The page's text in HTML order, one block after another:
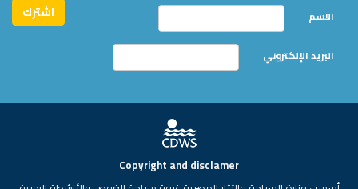
الاسم
البريد الإلكتروني
Copyright and disclamer